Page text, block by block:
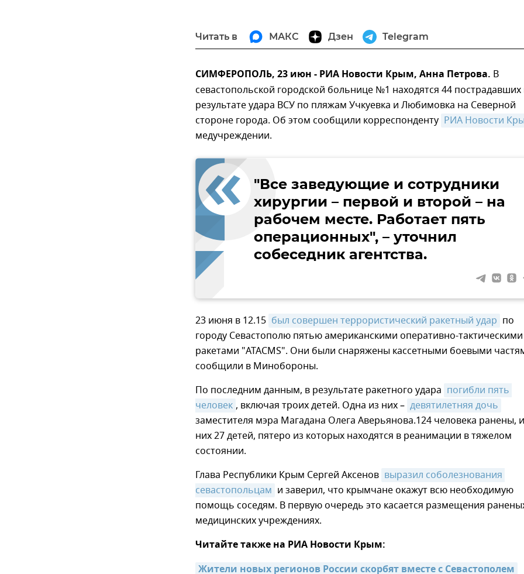
Читать в МАКС Дзен Telegram
СИМФЕРОПОЛЬ, 23 июн - РИА Новости Крым, Анна Петрова. В
севастопольской городской больнице №1 находятся 44 пострадавших
результате удара ВСУ по пляжам Учкуевка и Любимовка на Северной
стороне города. Об этом сообщили корреспонденту РИА Новости
медучреждении.
"Все заведующие и сотрудники
хирургии – первой и второй – на
рабочем месте. Работает пять
операционных", – уточнил
собеседник агентства.
23 июня в 12.15 был совершен террористический ракетный удар по
городу Севастополю пятью американскими оперативно-тактическими
ракетами "ATACMS". Они были снаряжены кассетными боевыми
сообщили в Минобороны.
По последним данным, в результате ракетного удара погибли пять
человек , включая троих детей. Одна из них – девятилетняя дочь
заместителя мэра Магадана Олега Аверьянова.124 человека ранены,
них 27 детей, пятеро из которых находятся в реанимации в тяжелом
состоянии.
Глава Республики Крым Сергей Аксенов выразил соболезнования
севастопольцам и заверил, что крымчане окажут всю необходимую
помощь соседям. В первую очередь это касается размещения
медицинских учреждениях.
Читайте также на РИА Новости Крым:
Жители новых регионов России скорбят вместе с Севастополем